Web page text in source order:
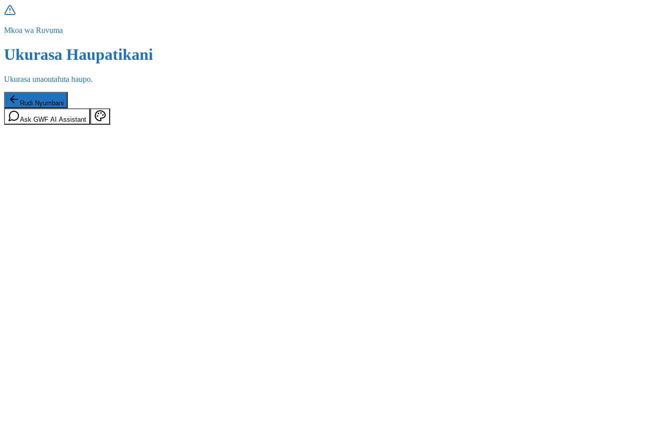
Mkoa wa Ruvuma
Ukurasa Haupatikani
Ukurasa unaoutafuta haupo.
Rudi Nyumbani
Ask GWF AI Assistant